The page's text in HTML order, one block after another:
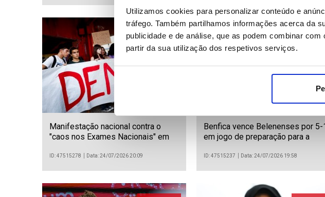
Utilizamos cookies para personalizar conteúdo e
tráfego. Também partilhamos informações acerca da
publicidade e de análise, que as podem combinar
partir da sua utilização dos respetivos serviços.
13 IMAGENS
Manifestação nacional contra o
"caos nos Exames Nacionais" em
ID: 47515278 Data: 24/07/2026 20:09
18
Benfica vence Belenenses por 5-
em jogo de preparação para a
ID: 47515237 Data: 24/07/2026 19:58